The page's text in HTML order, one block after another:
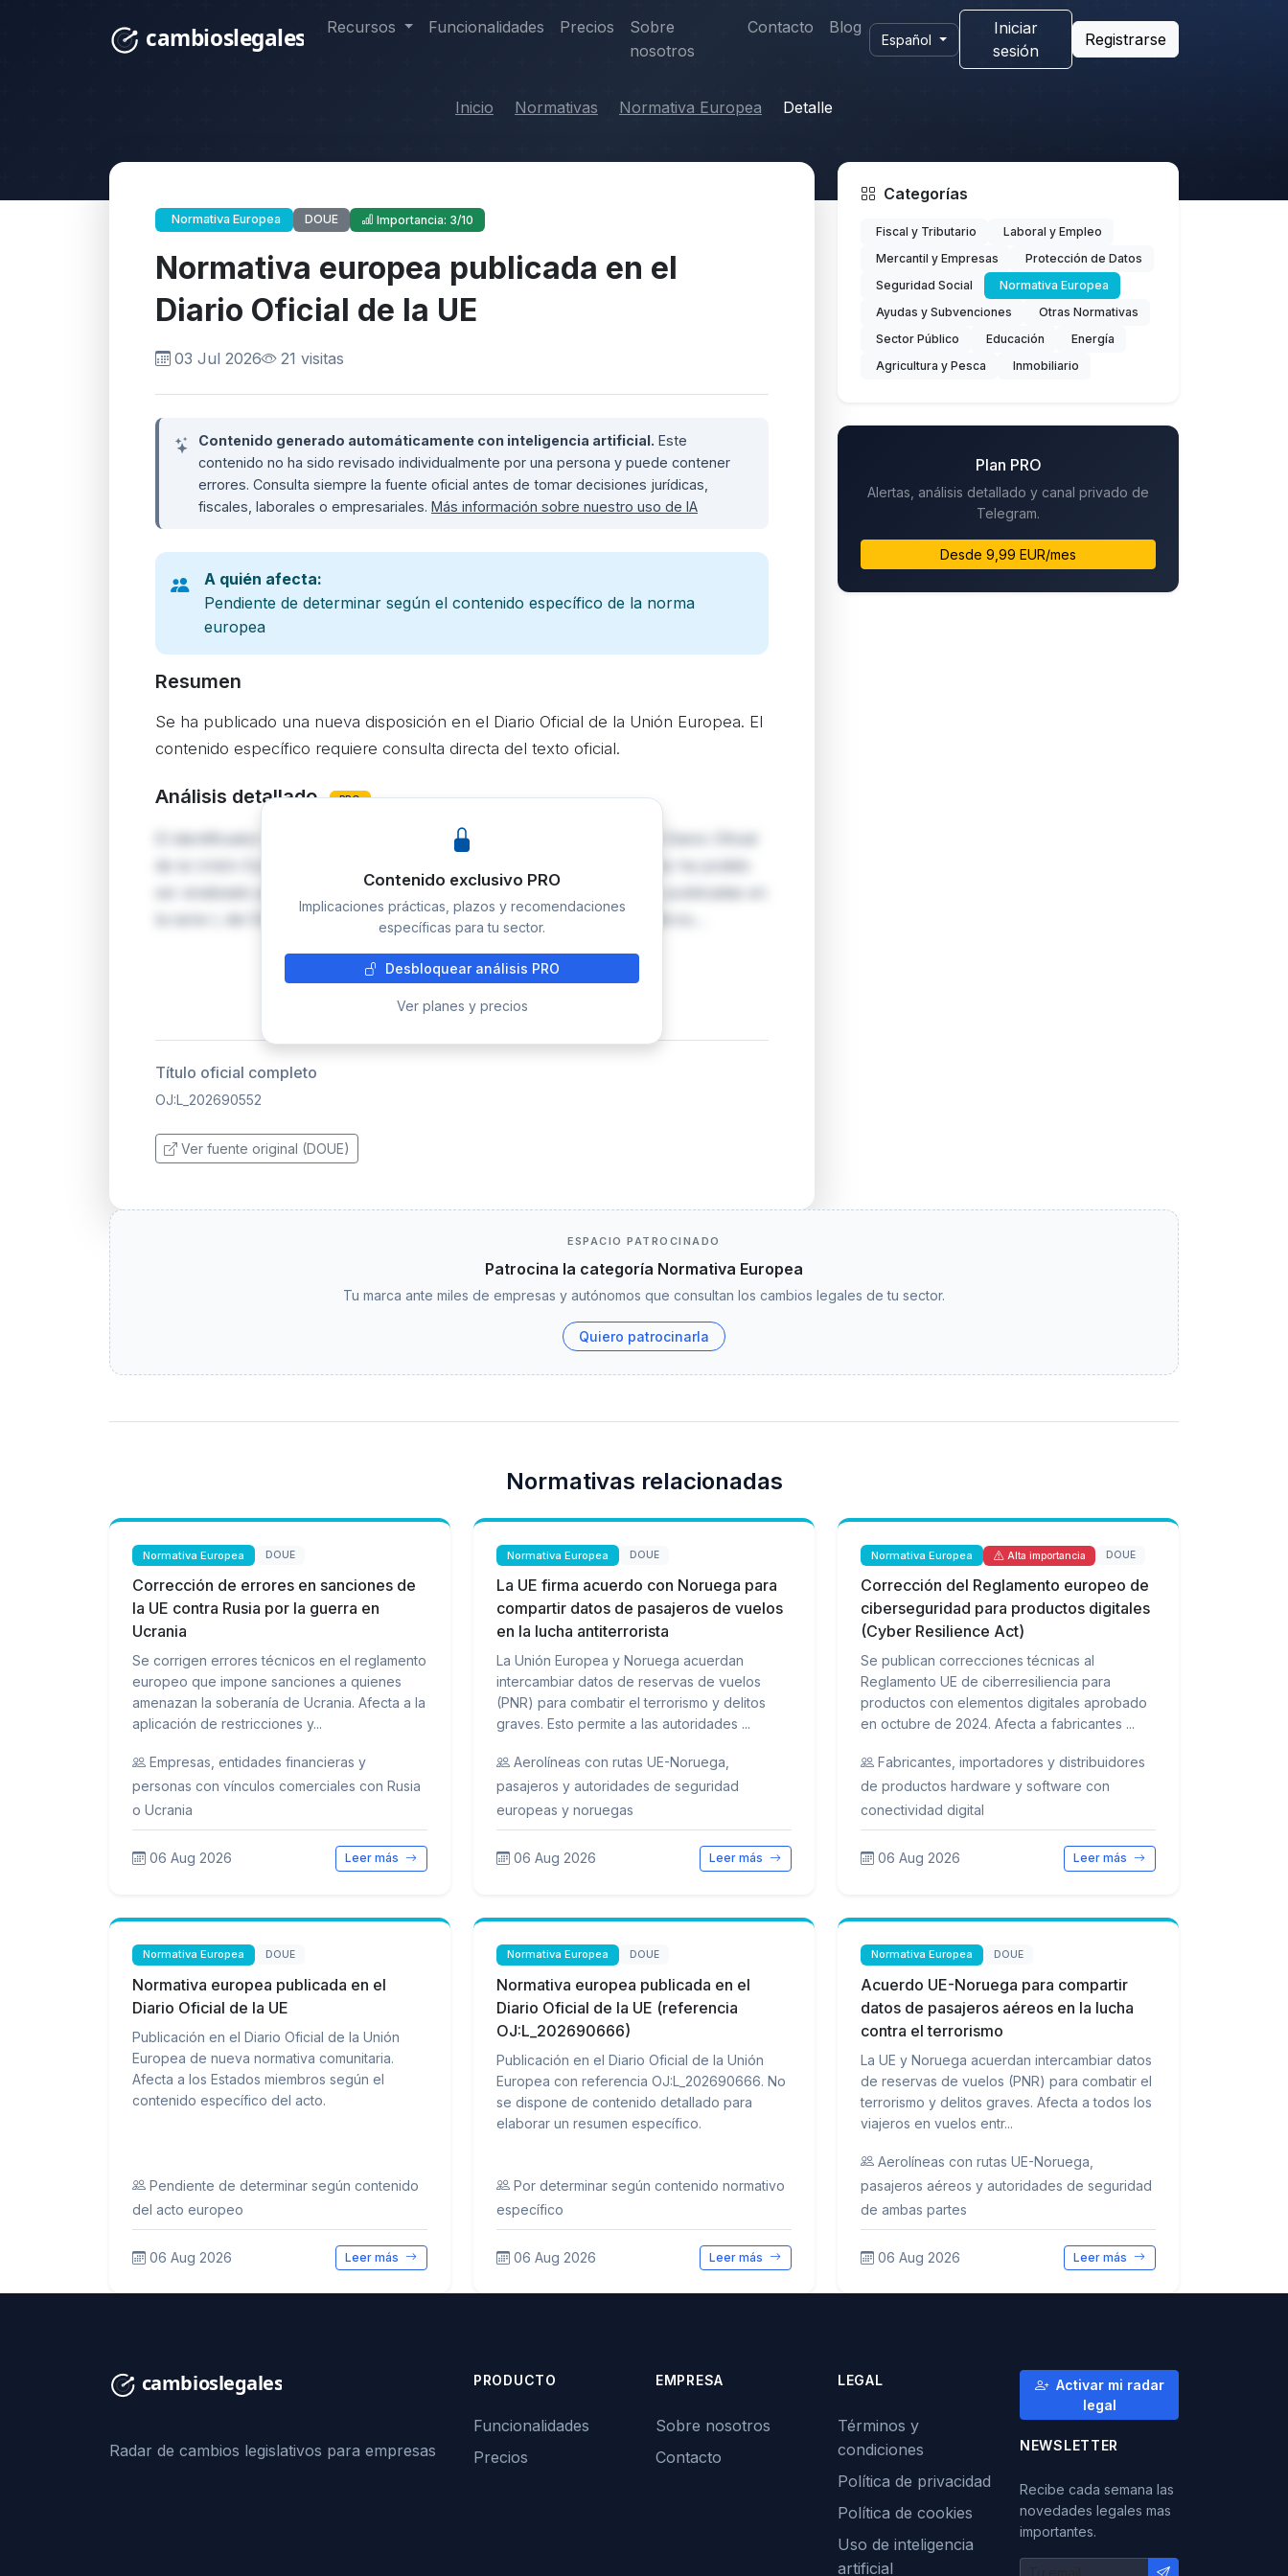
Recursos Funcionalidades Precios
Sobre
nosotros
Contacto Blog
Español
Iniciar
sesión
Registrarse
Inicio Normativas Normativa Europea Detalle
Normativa Europea DOUE Importancia: 3/10
Normativa europea publicada en el
Diario Oficial de la UE
03 Jul 2026 21 visitas
Contenido generado automáticamente con inteligencia artificial. Este
contenido no ha sido revisado individualmente por una persona y puede contener
errores. Consulta siempre la fuente oficial antes de tomar decisiones jurídicas,
fiscales, laborales o empresariales. Más información sobre nuestro uso de IA
A quién afecta:
Pendiente de determinar según el contenido específico de la norma
europea
Resumen
Se ha publicado una nueva disposición en el Diario Oficial de la Unión Europea. El
contenido específico requiere consulta directa del texto oficial.
Análisis detallado PRO
El identificador OJ:L_202690552 corresponde a una publicación en el Diario Oficial
de la Unión Europea (serie L), cuyo contenido normativo específico no ha podido
ser analizado por falta de texto completo accesible. Las disposiciones publicadas en
la serie L del DOUE tienen carácter vinculante para los Estados miembros…
Contenido exclusivo PRO
Implicaciones prácticas, plazos y recomendaciones
específicas para tu sector.
Desbloquear análisis PRO
Ver planes y precios
Título oficial completo
OJ:L_202690552
Ver fuente original (DOUE)
Categorías
Fiscal y Tributario
Laboral y Empleo
Mercantil y Empresas
Protección de Datos
Seguridad Social
Normativa Europea
Ayudas y Subvenciones
Otras Normativas
Sector Público
Educación
Energía
Agricultura y Pesca
Inmobiliario
Plan PRO
Alertas, análisis detallado y canal privado de
Telegram.
Desde 9,99 EUR/mes
ESPACIO PATROCINADO
Patrocina la categoría Normativa Europea
Tu marca ante miles de empresas y autónomos que consultan los cambios legales de tu sector.
Quiero patrocinarla
Normativas relacionadas
Normativa Europea DOUE
Corrección de errores en sanciones de
la UE contra Rusia por la guerra en
Ucrania
Se corrigen errores técnicos en el reglamento
europeo que impone sanciones a quienes
amenazan la soberanía de Ucrania. Afecta a la
aplicación de restricciones y...
Empresas, entidades financieras y
personas con vínculos comerciales con Rusia
o Ucrania
06 Aug 2026 Leer más
Normativa Europea DOUE
La UE firma acuerdo con Noruega para
compartir datos de pasajeros de vuelos
en la lucha antiterrorista
La Unión Europea y Noruega acuerdan
intercambiar datos de reservas de vuelos
(PNR) para combatir el terrorismo y delitos
graves. Esto permite a las autoridades ...
Aerolíneas con rutas UE-Noruega,
pasajeros y autoridades de seguridad
europeas y noruegas
06 Aug 2026 Leer más
Normativa Europea Alta importancia DOUE
Corrección del Reglamento europeo de
ciberseguridad para productos digitales
(Cyber Resilience Act)
Se publican correcciones técnicas al
Reglamento UE de ciberresiliencia para
productos con elementos digitales aprobado
en octubre de 2024. Afecta a fabricantes ...
Fabricantes, importadores y distribuidores
de productos hardware y software con
conectividad digital
06 Aug 2026 Leer más
Normativa Europea DOUE
Normativa europea publicada en el
Diario Oficial de la UE
Publicación en el Diario Oficial de la Unión
Europea de nueva normativa comunitaria.
Afecta a los Estados miembros según el
contenido específico del acto.
Pendiente de determinar según contenido
del acto europeo
06 Aug 2026 Leer más
Normativa Europea DOUE
Normativa europea publicada en el
Diario Oficial de la UE (referencia
OJ:L_202690666)
Publicación en el Diario Oficial de la Unión
Europea con referencia OJ:L_202690666. No
se dispone de contenido detallado para
elaborar un resumen específico.
Por determinar según contenido normativo
específico
06 Aug 2026 Leer más
Normativa Europea DOUE
Acuerdo UE-Noruega para compartir
datos de pasajeros aéreos en la lucha
contra el terrorismo
La UE y Noruega acuerdan intercambiar datos
de reservas de vuelos (PNR) para combatir el
terrorismo y delitos graves. Afecta a todos los
viajeros en vuelos entr...
Aerolíneas con rutas UE-Noruega,
pasajeros aéreos y autoridades de seguridad
de ambas partes
06 Aug 2026 Leer más
Radar de cambios legislativos para empresas
PRODUCTO
Funcionalidades
Precios
EMPRESA
Sobre nosotros
Contacto
LEGAL
Términos y
condiciones
Política de privacidad
Política de cookies
Uso de inteligencia
artificial
Activar mi radar
legal
NEWSLETTER
Recibe cada semana las
novedades legales mas
importantes.